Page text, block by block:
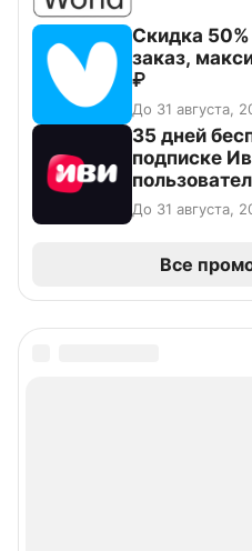
Скидка
заказ,
₽
До 31 августа,
35 дней
подписке
До 31 августа,
Все